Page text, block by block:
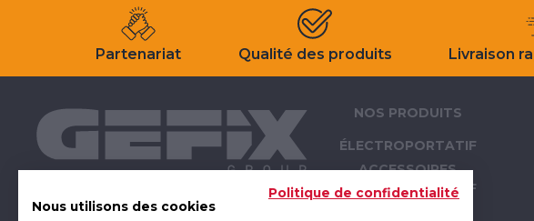
Partenariat Qualité des produits Livraison
NOS PRODUITS
ÉLECTROPORTATIF
ACCESSOIRES
ÉLECTROPORTATIF
Politique de confidentialité
Nous utilisons des cookies